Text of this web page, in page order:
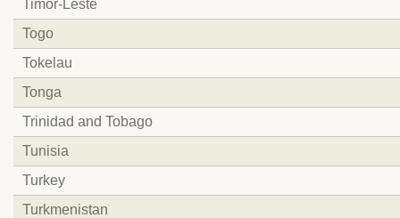
Timor-Leste
Togo
Tokelau
Tonga
Trinidad and Tobago
Tunisia
Turkey
Turkmenistan